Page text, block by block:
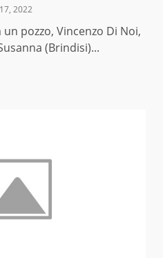
2022
pozzo, Vincenzo Di Noi,
(Brindisi)...